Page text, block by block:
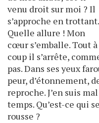
venu droit sur moi ? Il
s’approche en trottant.
Quelle allure ! Mon
cœur s’emballe. Tout à
coup il s’arrête,
pas. Dans ses yeux
peur, d’étonnement,
reproche. J’en suis
temps. Qu’est-ce qui
rousse ?